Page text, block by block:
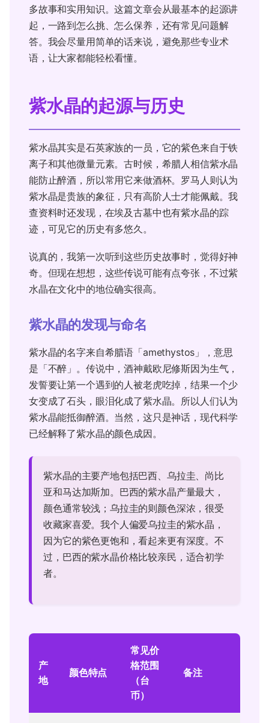
多故事和实用知识。这篇文章会从最基本的起源讲
起，一路到怎么挑、怎么保养，还有常见问题解
答。我会尽量用简单的话来说，避免那些专业术
语，让大家都能轻松看懂。
紫水晶的起源与历史
紫水晶其实是石英家族的一员，它的紫色来自于铁
离子和其他微量元素。古时候，希腊人相信紫水晶
能防止醉酒，所以常用它来做酒杯。罗马人则认为
紫水晶是贵族的象征，只有高阶人士才能佩戴。我
查资料时还发现，在埃及古墓中也有紫水晶的踪
迹，可见它的历史有多悠久。
说真的，我第一次听到这些历史故事时，觉得好神
奇。但现在想想，这些传说可能有点夸张，不过紫
水晶在文化中的地位确实很高。
紫水晶的发现与命名
紫水晶的名字来自希腊语「amethystos」，意思
是「不醉」。传说中，酒神戴欧尼修斯因为生气，
发誓要让第一个遇到的人被老虎吃掉，结果一个少
女变成了石头，眼泪化成了紫水晶。所以人们认为
紫水晶能抵御醉酒。当然，这只是神话，现代科学
已经解释了紫水晶的颜色成因。
紫水晶的主要产地包括巴西、乌拉圭、尚比
亚和马达加斯加。巴西的紫水晶产量最大，
颜色通常较浅；乌拉圭的则颜色深浓，很受
收藏家喜爱。我个人偏爱乌拉圭的紫水晶，
因为它的紫色更饱和，看起来更有深度。不
过，巴西的紫水晶价格比较亲民，适合初学
者。
产
地
颜色特点
常见价
格范围
（台
币）
备注